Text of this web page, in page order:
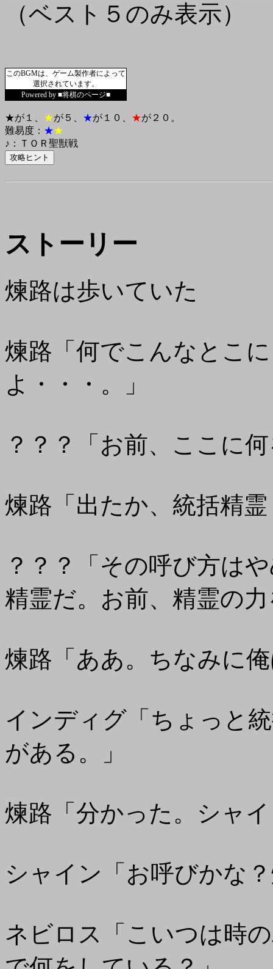
（ベスト５のみ表示）
このBGMは、ゲーム製作者によって
選択されています。
Powered by ■将棋のページ■
★が１、 ★が５、 ★が１０、 ★が２０。
難易度： ★★
♪：ＴＯＲ聖獣戦
ストーリー
煉路は歩いていた
煉路「何でこんなとこ
よ・・・。」
？？？「お前、ここに
煉路「出たか、統括精
？？？「その呼び方は
精霊だ。お前、精霊の
煉路「ああ。ちなみに
インディグ「ちょっと
がある。」
煉路「分かった。シャ
シャイン「お呼びかな
ネビロス「こいつは時